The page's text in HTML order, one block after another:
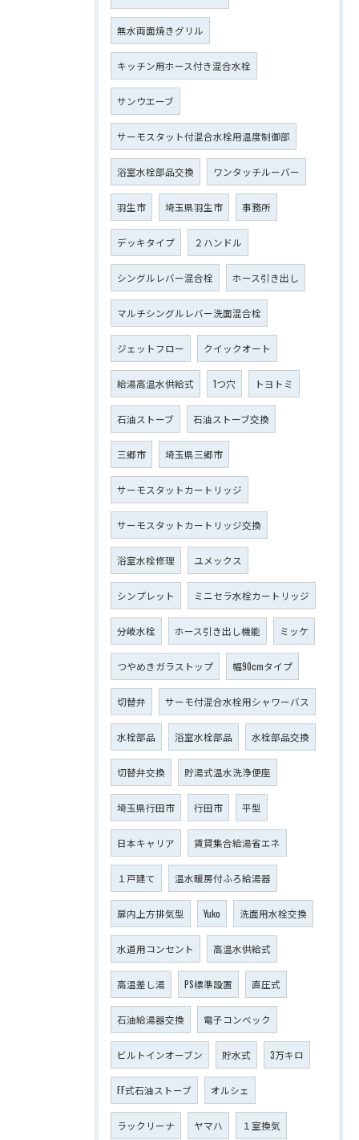
無水両面焼きグリル
キッチン用ホース付き混合水栓
サンウエーブ
サーモスタット付混合水栓用温度制御部
浴室水栓部品交換 ワンタッチルーバー
羽生市 埼玉県羽生市 事務所
デッキタイプ ２ハンドル
シングルレバー混合栓 ホース引き出し
マルチシングルレバー洗面混合栓
ジェットフロー クイックオート
給湯高温水供給式 1つ穴 トヨトミ
石油ストーブ 石油ストーブ交換
三郷市 埼玉県三郷市
サーモスタットカートリッジ
サーモスタットカートリッジ交換
浴室水栓修理 ユメックス
シンプレット ミニセラ水栓カートリッジ
分岐水栓 ホース引き出し機能 ミッケ
つやめきガラストップ 幅90cmタイプ
切替弁 サーモ付混合水栓用シャワーバス
水栓部品 浴室水栓部品 水栓部品交換
切替弁交換 貯湯式温水洗浄便座
埼玉県行田市 行田市 平型
日本キャリア 賃貸集合給湯省エネ
１戸建て 温水暖房付ふろ給湯器
扉内上方排気型 Yuko 洗面用水栓交換
水道用コンセント 高温水供給式
高温差し湯 PS標準設置 直圧式
石油給湯器交換 電子コンベック
ビルトインオーブン 貯水式 3万キロ
FF式石油ストーブ オルシェ
ラックリーナ ヤマハ １室換気